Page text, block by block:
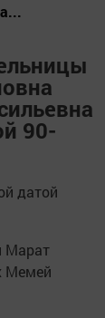
90-
датой
Марат
Мемей